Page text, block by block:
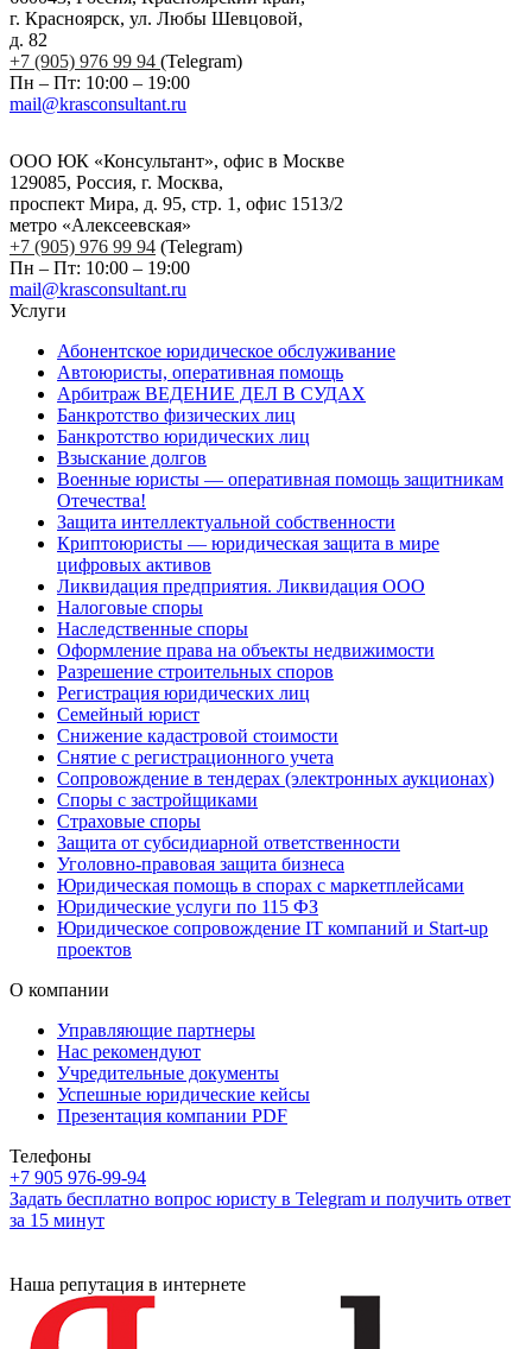
г. Красноярск, ул. Любы Шевцовой,
д. 82
+7 (905) 976 99 94 (Telegram)
Пн – Пт: 10:00 – 19:00
mail@krasconsultant.ru
ООО ЮК «Консультант», офис в Москве
129085, Россия, г. Москва,
проспект Мира, д. 95, стр. 1, офис 1513/2
метро «Алексеевская»
+7 (905) 976 99 94 (Telegram)
Пн – Пт: 10:00 – 19:00
mail@krasconsultant.ru
Услуги
Абонентское юридическое обслуживание
Автоюристы, оперативная помощь
Арбитраж ВЕДЕНИЕ ДЕЛ В СУДАХ
Банкротство физических лиц
Банкротство юридических лиц
Взыскание долгов
Военные юристы — оперативная помощь защитникам
Отечества!
Защита интеллектуальной собственности
Криптоюристы — юридическая защита в мире
цифровых активов
Ликвидация предприятия. Ликвидация ООО
Налоговые споры
Наследственные споры
Оформление права на объекты недвижимости
Разрешение строительных споров
Регистрация юридических лиц
Семейный юрист
Снижение кадастровой стоимости
Снятие с регистрационного учета
Сопровождение в тендерах (электронных аукционах)
Споры с застройщиками
Страховые споры
Защита от субсидиарной ответственности
Уголовно-правовая защита бизнеса
Юридическая помощь в спорах с маркетплейсами
Юридические услуги по 115 ФЗ
Юридическое сопровождение IT компаний и Start-up
проектов
О компании
Управляющие партнеры
Нас рекомендуют
Учредительные документы
Успешные юридические кейсы
Презентация компании PDF
Телефоны
+7 905 976-99-94
Задать бесплатно вопрос юристу в Telegram и получить ответ
за 15 минут
Наша репутация в интернете